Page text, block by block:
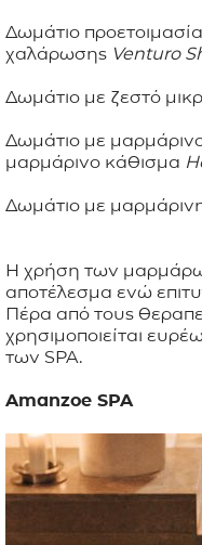
Δωμάτιο
χαλάρωσης Venturo
Δωμάτιο με ζεστό
Δωμάτιο με
μαρμάρινο κάθισμα
Δωμάτιο με
Η χρήση των
αποτέλεσμα ενώ
Πέρα από τους
χρησιμοποιείται
των SPA.
Amanzoe SPA